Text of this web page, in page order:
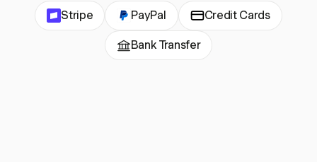
Stripe PayPal Credit Cards
Bank Transfer